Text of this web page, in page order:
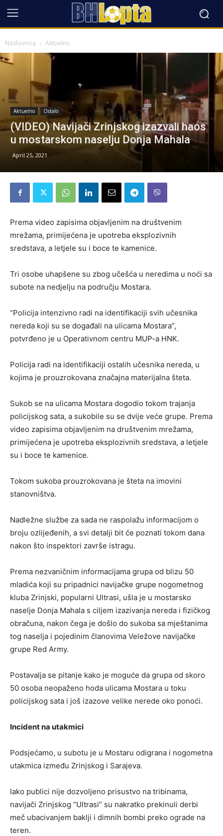
Naslovnica Aktuelno
Aktuelno Ostalo
(VIDEO) Navijači Zrinjskog izazvali haos
u mostarskom naselju Donja Mahala
April 25, 2021
Prema video zapisima objavljenim na društvenim
mrežama, primijećena je upotreba eksplozivnih
sredstava, a letjele su i boce te kamenice.
Tri osobe uhapšene su zbog učešća u neredima u noći sa
subote na nedjelju na području Mostara.
“Policija intenzivno radi na identifikaciji svih učesnika
nereda koji su se događali na ulicama Mostara”,
potvrđeno je u Operativnom centru MUP-a HNK.
Policija radi na identifikaciji ostalih učesnika nereda, u
kojima je prouzrokovana značajna materijalna šteta.
Sukob se na ulicama Mostara dogodio tokom trajanja
policijskog sata, a sukobile su se dvije veće grupe. Prema
video zapisima objavljenim na društvenim mrežama,
primijećena je upotreba eksplozivnih sredstava, a letjele
su i boce te kamenice.
Tokom sukoba prouzrokovana je šteta na imovini
stanovništva.
Nadležne službe za sada ne raspolažu informacijom o
broju ozlijeđenih, a svi detalji bit će poznati tokom dana
nakon što inspektori završe istragu.
Prema nezvaničnim informacijama grupa od blizu 50
mladića koji su pripadnici navijačke grupe nogometnog
kluba Zrinjski, popularni Ultrasi, ušla je u mostarsko
naselje Donja Mahala s ciljem izazivanja nereda i fizičkog
obračuna, nakon čega je došlo do sukoba sa mještanima
tog naselja i pojedinim članovima Veležove navijačke
grupe Red Army.
Postavalja se pitanje kako je moguće da grupa od skoro
50 osoba neopaženo hoda ulicama Mostara u toku
policijskog sata i još izazove velike nerede oko ponoći.
Incident na utakmici
Podsjećamo, u subotu je u Mostaru odigrana i nogometna
utakmica između Zrinjskog i Sarajeva.
Iako publici nije dozvoljeno prisustvo na tribinama,
navijači Zrinjskog “Ultrasi” su nakratko prekinuli derbi
meč ubacivanjem baklji i dimnih bombi preko ograde na
teren.